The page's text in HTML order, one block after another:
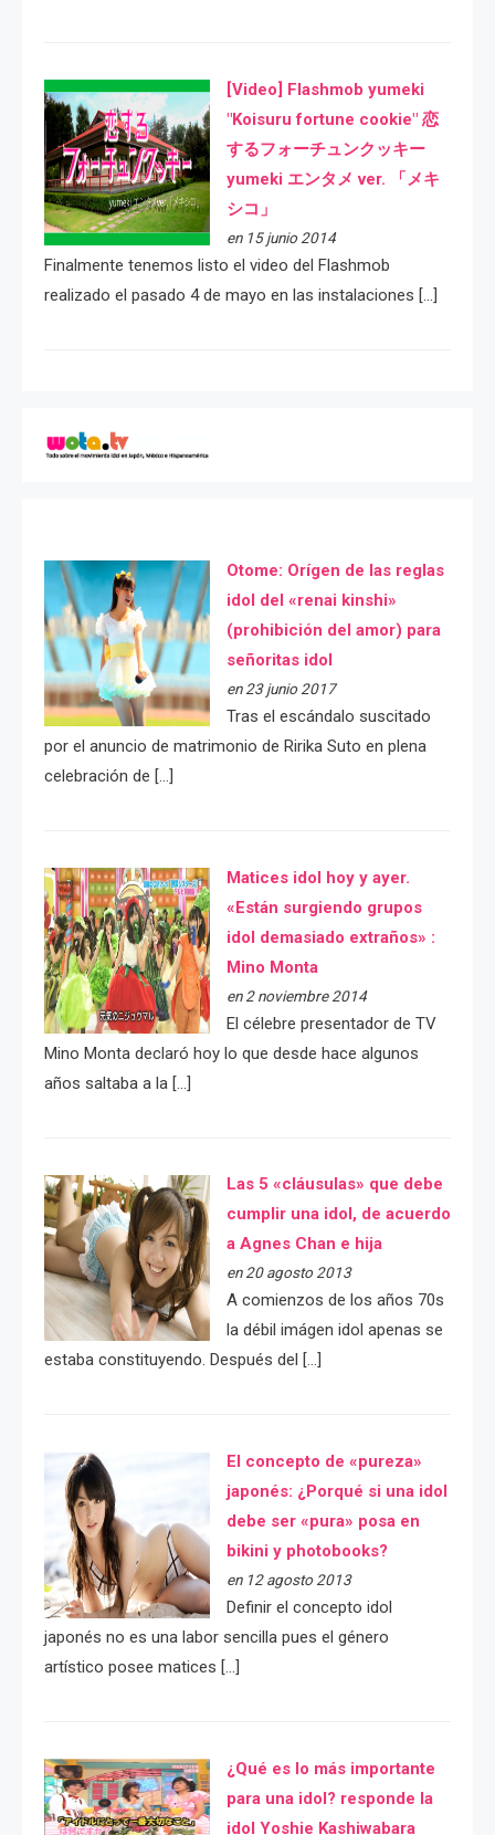
[Video] Flashmob yumeki
"Koisuru fortune cookie" 恋
するフォーチュンクッキー
yumeki エンタメ ver. 「メキ
シコ」
en 15 junio 2014
Finalmente tenemos listo el video del Flashmob
realizado el pasado 4 de mayo en las instalaciones […]
Otome: Orígen de las reglas
idol del «renai kinshi»
(prohibición del amor) para
señoritas idol
en 23 junio 2017
Tras el escándalo suscitado
por el anuncio de matrimonio de Ririka Suto en plena
celebración de […]
Matices idol hoy y ayer.
«Están surgiendo grupos
idol demasiado extraños» :
Mino Monta
en 2 noviembre 2014
El célebre presentador de TV
Mino Monta declaró hoy lo que desde hace algunos
años saltaba a la […]
Las 5 «cláusulas» que debe
cumplir una idol, de acuerdo
a Agnes Chan e hija
en 20 agosto 2013
A comienzos de los años 70s
la débil imágen idol apenas se
estaba constituyendo. Después del […]
El concepto de «pureza»
japonés: ¿Porqué si una idol
debe ser «pura» posa en
bikini y photobooks?
en 12 agosto 2013
Definir el concepto idol
japonés no es una labor sencilla pues el género
artístico posee matices […]
¿Qué es lo más importante
para una idol? responde la
idol Yoshie Kashiwabara